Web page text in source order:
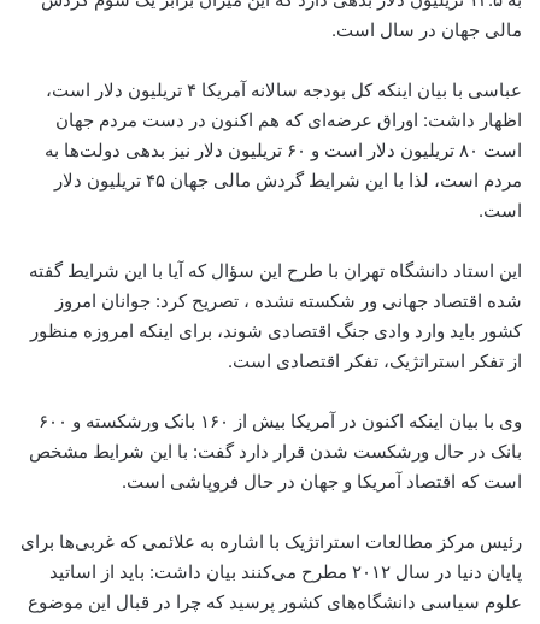
مالی جهان در سال است.
عباسی با بیان اینکه کل بودجه سالانه آمریکا ۴ تریلیون دلار است،
اظهار داشت: اوراق عرضه‌ای که هم اکنون در دست مردم جهان
است ۸۰ تریلیون دلار است و ۶۰ تریلیون دلار نیز بدهی دولت‌ها به
مردم است، لذا با این شرایط گردش مالی جهان ۴۵ تریلیون دلار
است.
این استاد دانشگاه تهران با طرح این سؤال که آیا با این شرایط گفته
شده اقتصاد جهانی ور شکسته نشده ، تصریح کرد: جوانان امروز
کشور باید وارد وادی جنگ اقتصادی شوند، برای اینکه امروزه منظور
از تفکر استراتژیک، تفکر اقتصادی است.
وی با بیان اینکه اکنون در آمریکا بیش از ۱۶۰ بانک ورشکسته و ۶۰۰
بانک در حال ورشکست شدن قرار دارد گفت: با این شرایط مشخص
است که اقتصاد آمریکا و جهان در حال فروپاشی است.
رئیس مرکز مطالعات استراتژیک با اشاره به علائمی که غربی‌ها برای
پایان دنیا در سال ۲۰۱۲ مطرح می‌کنند بیان داشت: باید از اساتید
علوم سیاسی دانشگاه‌های کشور پرسید که چرا در قبال این موضوع